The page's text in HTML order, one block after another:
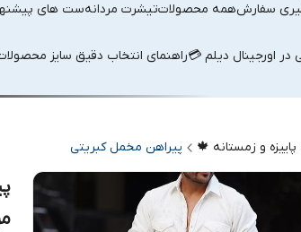
سفارشهمه محصولاتتیشرت مردانهست های
اورجینال دیلم 💳راهنمای انتخاب دقیق سایز
و زمستانه 🍁 پیراهن مخمل کبریتی